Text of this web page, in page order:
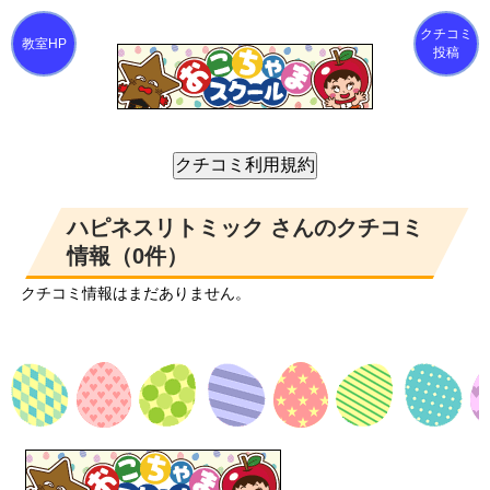
クチコミ
投稿
ハピネスリトミック さんのクチコミ
情報（0件）
クチコミ情報はまだありません。